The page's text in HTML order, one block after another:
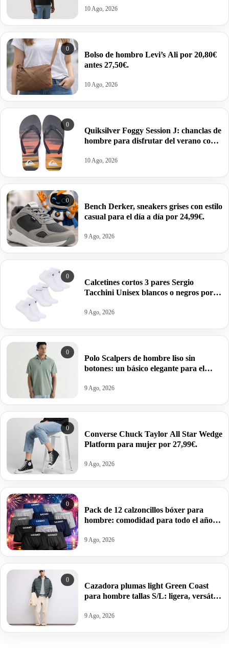
10 Ago, 2026
0
Bolso de hombro Levi’s Ali por 20,80€
antes 27,50€.
10 Ago, 2026
0
Quiksilver Foggy Session J: chanclas de
hombre para disfrutar del verano con
10 Ago, 2026
0
Bench Derker, sneakers grises con estilo
casual para el día a día por 24,99€.
9 Ago, 2026
0
Calcetines cortos 3 pares Sergio
Tacchini Unisex blancos o negros por
9 Ago, 2026
0
Polo Scalpers de hombre liso sin
botones: un básico elegante para el
9 Ago, 2026
0
Converse Chuck Taylor All Star Wedge
Platform para mujer por 27,99€.
9 Ago, 2026
0
Pack de 12 calzoncillos bóxer para
hombre: comodidad para todo el año
9 Ago, 2026
0
Cazadora plumas light Green Coast
para hombre tallas S/L: ligera, versátil
9 Ago, 2026